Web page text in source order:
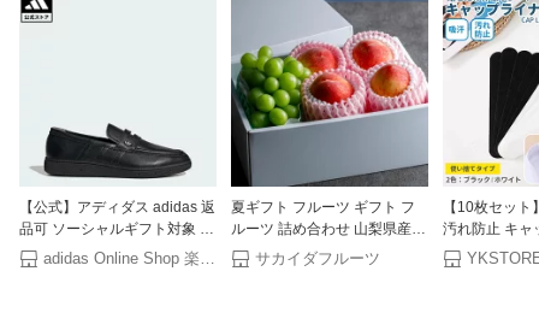
【公式】アディダス adidas 返
品可 ソーシャルギフト対象 ラ
イフスタイル ハンドボール ス
ペツィアル ローファー/
adidas Online Shop 楽天市場店
夏ギフト フルーツ ギフト フ
ルーツ 詰め合わせ 山梨県産
笛吹 桃 シャインマスカット
フルーツセット 桃ギフト 暑中
サカイダフルーツ
【10枚セッ
汚れ防止 キャ
ファンデーシ
ツ 汗 汗取り